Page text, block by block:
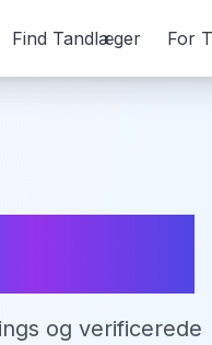
Find Tandlæger For
og verificerede